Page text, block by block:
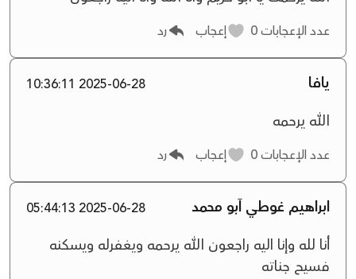
عدد الإعجابات إعجاب رد
يافا 2025-06-28 10:36:11
الله يرحمه
عدد الإعجابات إعجاب رد
ابراهيم غوطي آبو محمد 2025-06-28 05:44:13
أنا لله وإنا اليه راجعون الله يرحمه ويغفرله ويسكنه
فسيح جناته